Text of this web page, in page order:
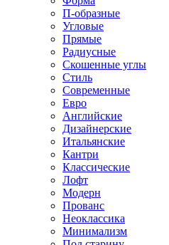
П-образные
Угловые
Прямые
Радиусные
Скошенные углы
Стиль
Современные
Евро
Английские
Дизайнерские
Итальянские
Кантри
Классические
Лофт
Модерн
Прованс
Неоклассика
Минимализм